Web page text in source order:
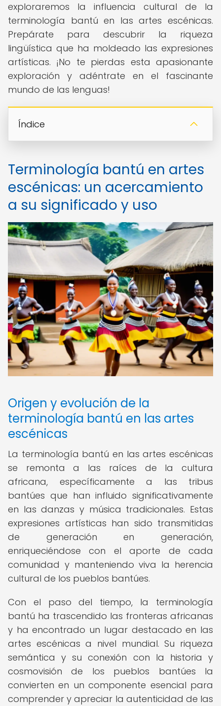
exploraremos la influencia cultural de la
terminología bantú en las artes escénicas.
Prepárate para descubrir la riqueza
lingüística que ha moldeado las expresiones
artísticas. ¡No te pierdas esta apasionante
exploración y adéntrate en el fascinante
mundo de las lenguas!
Índice
Terminología bantú en artes
escénicas: un acercamiento
a su significado y uso
Origen y evolución de la
terminología bantú en las artes
escénicas
La terminología bantú en las artes escénicas
se remonta a las raíces de la cultura
africana, específicamente a las tribus
bantúes que han influido significativamente
en las danzas y música tradicionales. Estas
expresiones artísticas han sido transmitidas
de generación en generación,
enriqueciéndose con el aporte de cada
comunidad y manteniendo viva la herencia
cultural de los pueblos bantúes.
Con el paso del tiempo, la terminología
bantú ha trascendido las fronteras africanas
y ha encontrado un lugar destacado en las
artes escénicas a nivel mundial. Su riqueza
semántica y su conexión con la historia y
cosmovisión de los pueblos bantúes la
convierten en un componente esencial para
comprender y apreciar la autenticidad de las